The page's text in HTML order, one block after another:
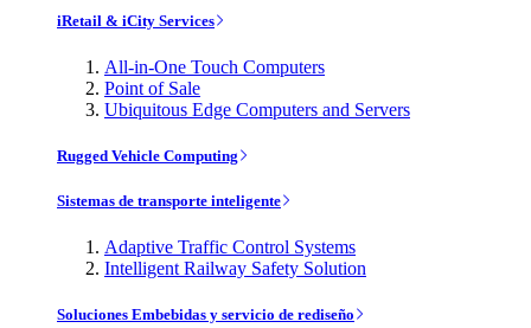
iRetail & iCity Services
All-in-One Touch Computers
Point of Sale
Ubiquitous Edge Computers and Servers
Rugged Vehicle Computing
Sistemas de transporte inteligente
Adaptive Traffic Control Systems
Intelligent Railway Safety Solution
Soluciones Embebidas y servicio de rediseño